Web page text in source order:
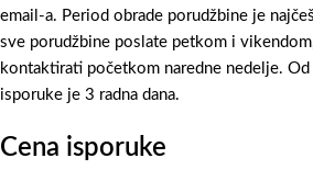
email-a. Period obrade porudžbine je
sve porudžbine poslate petkom i
kontaktirati početkom naredne nedelje.
isporuke je 3 radna dana.
Cena isporuke